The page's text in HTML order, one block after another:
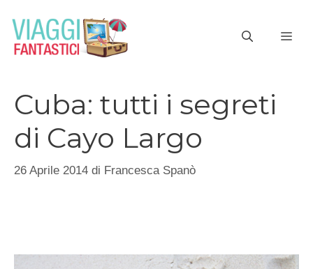
contenuto
Cuba: tutti i segreti
di Cayo Largo
26 Aprile 2014 di Francesca Spanò